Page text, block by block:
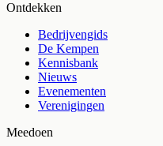
Ontdekken
Bedrijvengids
De Kempen
Kennisbank
Nieuws
Evenementen
Verenigingen
Meedoen